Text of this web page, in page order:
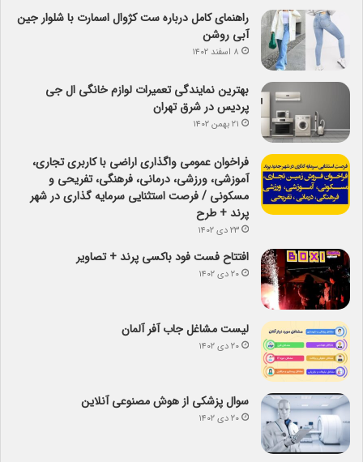
راهنمای کامل درباره ست کژوال اسمارت با شلوار جین
آبی روشن
۸ اسفند ۱۴۰۲
بهترین نمایندگی تعمیرات لوازم خانگی ال جی
پردیس در شرق تهران
۲۱ بهمن ۱۴۰۲
فراخوان عمومی واگذاری اراضی با کاربری تجاری،
آموزشی، ورزشی، درمانی، فرهنگی، تفریحی و
مسکونی / فرصت استثنایی سرمایه گذاری در شهر
پرند + طرح
۲۳ دی ۱۴۰۲
افتتاح فست فود باکسی پرند + تصاویر
۲۰ دی ۱۴۰۲
لیست مشاغل جاب آفر آلمان
۲۰ دی ۱۴۰۲
سوال پزشکی از هوش مصنوعی آنلاین
۲۰ دی ۱۴۰۲